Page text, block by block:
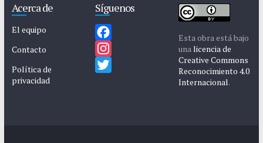
Acerca de
El equipo
Contacto
Política de
privacidad
Síguenos
F
a
I
Esta obra está bajo
unalicencia de
Creative Commons
Reconocimiento 4.0
Internacional.